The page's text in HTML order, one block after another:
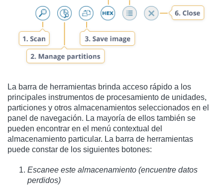
La barra de herramientas brinda acceso rápido a los
principales instrumentos de procesamiento de unidades,
particiones y otros almacenamientos seleccionados en el
panel de navegación. La mayoría de ellos también se
pueden encontrar en el menú contextual del
almacenamiento particular. La barra de herramientas
puede constar de los siguientes botones:
Escanee este almacenamiento (encuentre datos
perdidos)